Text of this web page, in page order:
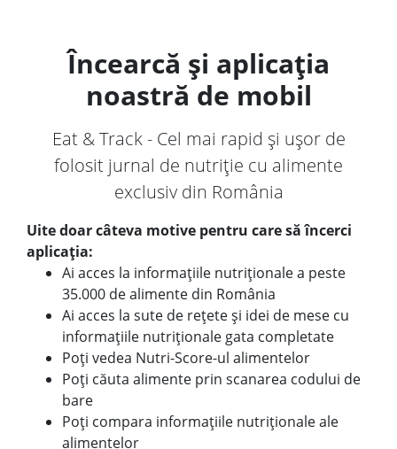
Încearcă și aplicația
noastră de mobil
Eat & Track - Cel mai rapid și ușor de
folosit jurnal de nutriție cu alimente
exclusiv din România
Uite doar câteva motive pentru care să încerci
aplicația:
Ai acces la informațiile nutriționale a peste
35.000 de alimente din România
Ai acces la sute de rețete și idei de mese cu
informațiile nutriționale gata completate
Poți vedea Nutri-Score-ul alimentelor
Poți căuta alimente prin scanarea codului de
bare
Poți compara informațiile nutriționale ale
alimentelor